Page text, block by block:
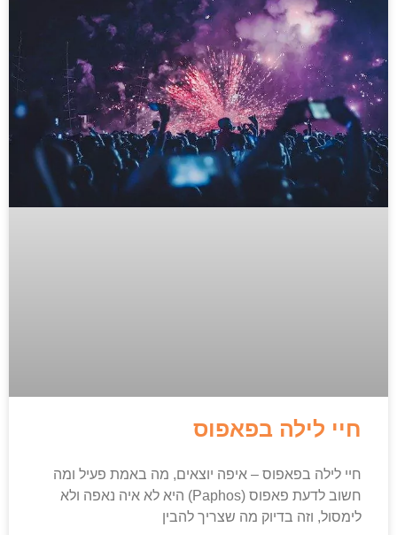
חיי לילה בפאפוס
חיי לילה בפאפוס – איפה יוצאים, מה באמת פעיל ומה
חשוב לדעת פאפוס (Paphos) היא לא איה נאפה ולא
לימסול, וזה בדיוק מה שצריך להבין